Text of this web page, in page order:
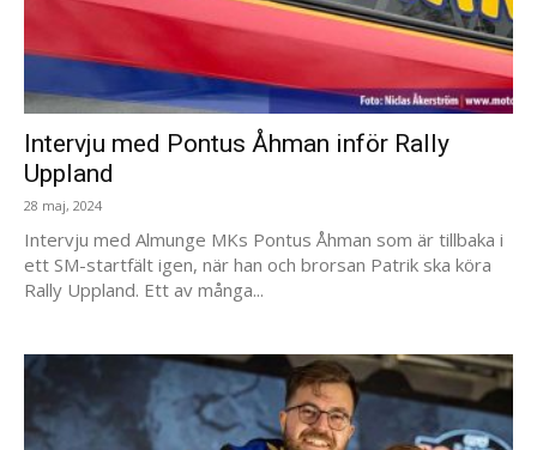
Intervju med Pontus Åhman inför Rally
Uppland
28 maj, 2024
Intervju med Almunge MKs Pontus Åhman som är tillbaka i
ett SM-startfält igen, när han och brorsan Patrik ska köra
Rally Uppland. Ett av många...